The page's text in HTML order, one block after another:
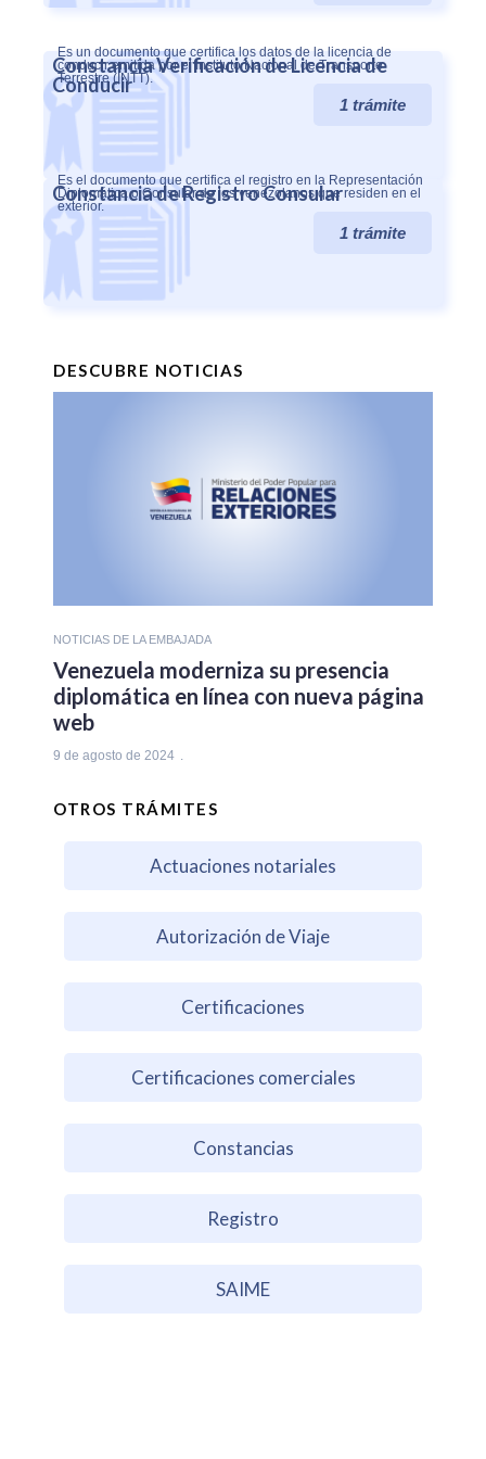
Constancia Verificación de Licencia de
Conducir
Es un documento que certifica los datos de la licencia de
conducir emitida por el Instituto Nacional de Transporte
Terrestre (INTT).
1 trámite
Constancia de Registro Consular
Es el documento que certifica el registro en la Representación
Diplomática o Consular de los venezolanos que residen en el
exterior.
1 trámite
DESCUBRE NOTICIAS
NOTICIAS DE LA EMBAJADA
Venezuela moderniza su presencia
diplomática en línea con nueva página
web
9 de agosto de 2024
OTROS TRÁMITES
Actuaciones notariales
Autorización de Viaje
Certificaciones
Certificaciones comerciales
Constancias
Registro
SAIME